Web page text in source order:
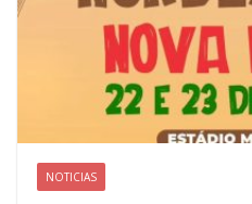
NOTICIAS